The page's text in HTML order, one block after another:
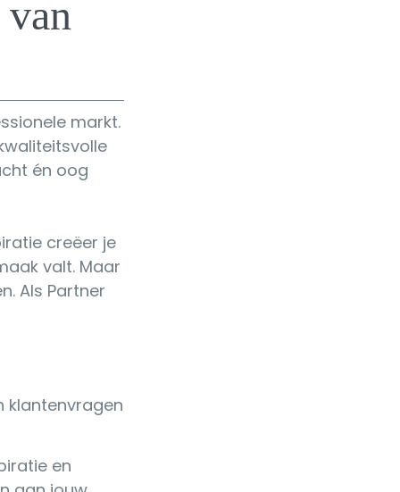
markt.
én oog
creëer je
valt. Maar
Als Partner
klantenvragen
en